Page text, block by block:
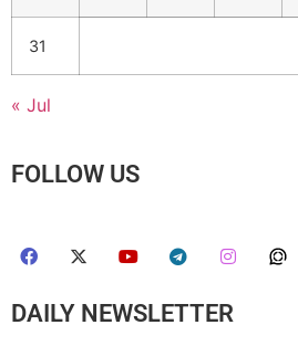
31
« Jul
FOLLOW US
DAILY NEWSLETTER